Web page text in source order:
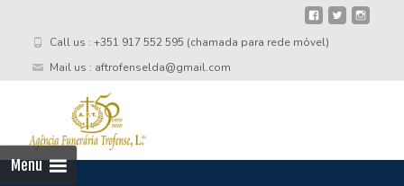
Call us : +351 917 552 595 (chamada para rede móvel)
Mail us : aftrofenselda@gmail.com
Menu